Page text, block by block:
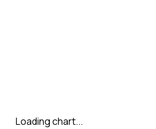
Loading chart...